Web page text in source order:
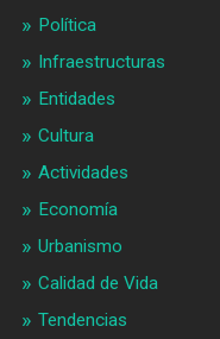
Política
Infraestructuras
Entidades
Cultura
Actividades
Economía
Urbanismo
Calidad de Vida
Tendencias